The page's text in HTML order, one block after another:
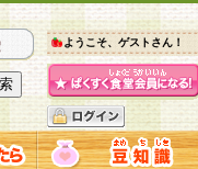
ようこそ、ゲストさん！